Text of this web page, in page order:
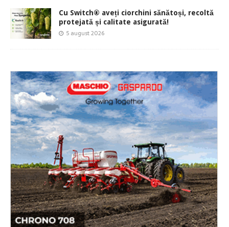
Cu Switch® aveți ciorchini sănătoși, recoltă
protejată și calitate asigurată!
5 august 2026